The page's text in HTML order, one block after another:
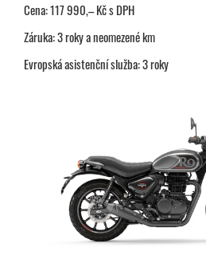
Cena: 117 990,– Kč s DPH
Záruka: 3 roky a neomezené km
Evropská asistenční služba: 3 roky